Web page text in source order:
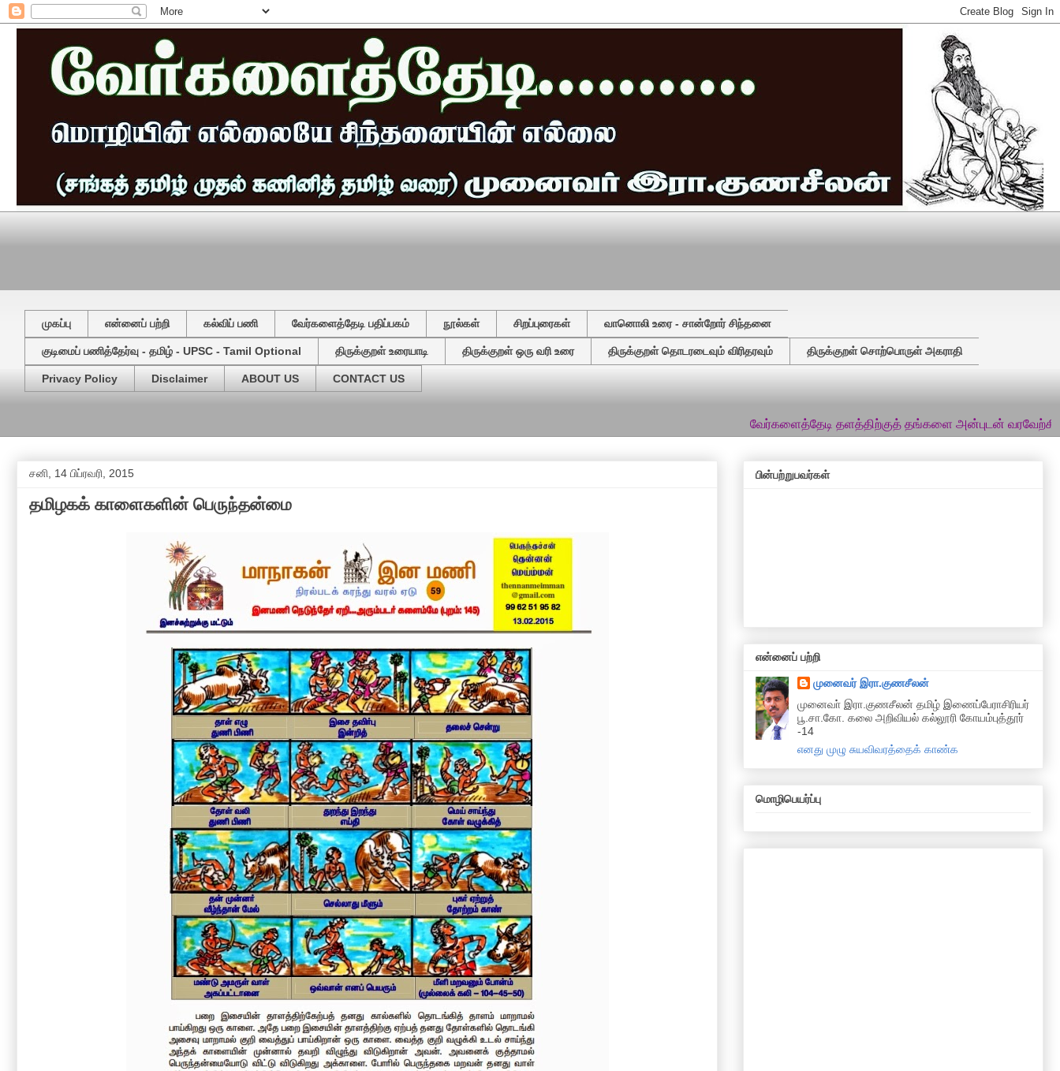
முகப்பு என்னைப் பற்றி கல்விப் பணி வேர்களைத்தேடி பதிப்பகம் நூல்கள் சிறப்புரைகள் வானொலி உரை - சான்றோர் சிந்தனை
குடிமைப் பணித்தேர்வு - தமிழ் - UPSC - Tamil Optional திருக்குறள் உரையாடி திருக்குறள் ஒரு வரி உரை திருக்குறள் தொடரடைவும் விரிதரவும் திருக்குறள் சொற்பொருள் அகராதி
Privacy Policy Disclaimer ABOUT US CONTACT US
வேர்களைத்தேடி தளத்திற்குத் தங்களை அன்புடன் வரவேற்கிறேன்...
சனி, 14 பிப்ரவரி, 2015
தமிழகக் காளைகளின் பெருந்தன்மை
பின்பற்றுபவர்கள்
என்னைப் பற்றி
முனைவர் இரா.குணசீலன்
முனைவா் இரா.குணசீலன் தமிழ் இணைப்பேராசிரியர்
பூ.சா.கோ. கலை அறிவியல் கல்லூரி கோயம்புத்தூர்
-14
எனது முழு சுயவிவரத்தைக் காண்க
மொழிபெயர்ப்பு